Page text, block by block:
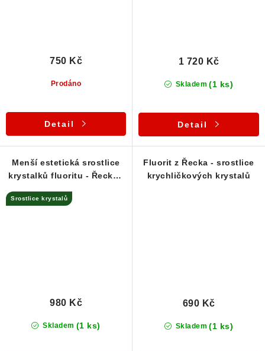
Prodáno
750 Kč
Detail
Skladem (1 ks)
1 720 Kč
Detail
Menší estetická srostlice
krystalků fluoritu - Řecko /
Srostlice krystalů
Skladem (1 ks)
980 Kč
Fluorit z Řecka - srostlice
krychličkových krystalů
Skladem (1 ks)
690 Kč